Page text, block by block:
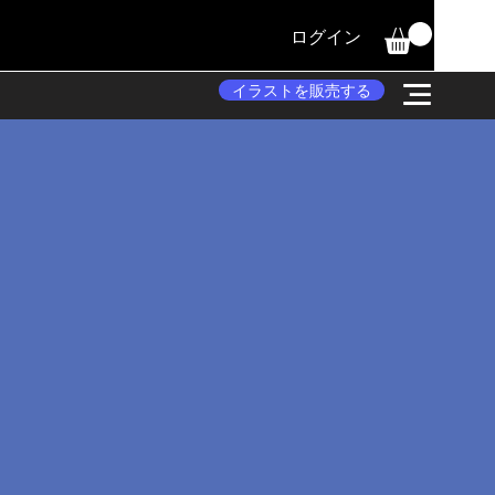
ログイン
イラストを販売する